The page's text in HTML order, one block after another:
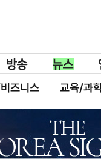
즈니스 교육/과